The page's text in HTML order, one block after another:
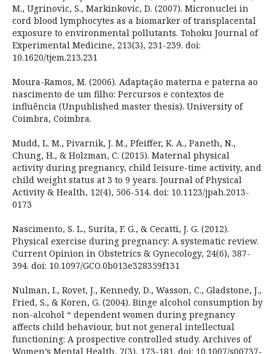
M., Ugrinovic, S., Markinkovic, D. (2007). Micronuclei in
cord blood lymphocytes as a biomarker of transplacental
exposure to environmental pollutants. Tohoku Journal of
Experimental Medicine, 213(3), 231-239. doi:
10.1620/tjem.213.231
Moura-Ramos, M. (2006). Adaptação materna e paterna ao
nascimento de um filho: Percursos e contextos de
influência (Unpublished master thesis). University of
Coimbra, Coimbra.
Mudd, L. M., Pivarnik, J. M., Pfeiffer, K. A., Paneth, N.,
Chung, H., & Holzman, C. (2015). Maternal physical
activity during pregnancy, child leisure-time activity, and
child weight status at 3 to 9 years. Journal of Physical
Activity & Health, 12(4), 506-514. doi: 10.1123/jpah.2013-
0173
Nascimento, S. L., Surita, F. G., & Cecatti, J. G. (2012).
Physical exercise during pregnancy: A systematic review.
Current Opinion in Obstetrics & Gynecology, 24(6), 387-
394. doi: 10.1097/GCO.0b013e328359f131
Nulman, I., Rovet, J., Kennedy, D., Wasson, C., Gladstone, J.,
Fried, S., & Koren, G. (2004). Binge alcohol consumption by
non-alcohol “ dependent women during pregnancy
affects child behaviour, but not general intellectual
functioning: A prospective controlled study. Archives of
Women’s Mental Health, 7(3), 173-181. doi: 10.1007/s00737-